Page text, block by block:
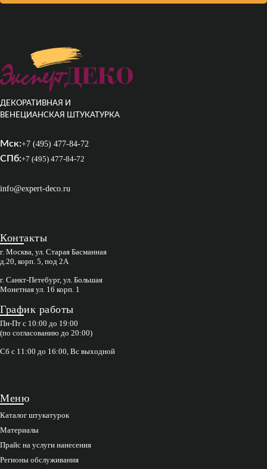
ДЕКОРАТИВНАЯ И
ВЕНЕЦИАНСКАЯ ШТУКАТУРКА
Мск:+7 (495) 477-84-72
СПб:+7 (495) 477-84-72
info@expert-deco.ru
Контакты
г. Москва, ул. Старая Басманная
д.20, корп. 5, под 2А
г. Санкт-Петебург, ул. Большая
Монетная ул. 16 корп. 1
График работы
Пн-Пт с 10:00 до 19:00
(по согласованию до 20:00)
Сб с 11:00 до 16:00, Вс выходной
Меню
Каталог штукатурок
Материалы
Прайс на услуги нанесения
Регионы обслуживания